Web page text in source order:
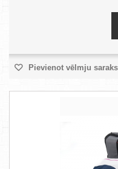
Pievienot vēlmju